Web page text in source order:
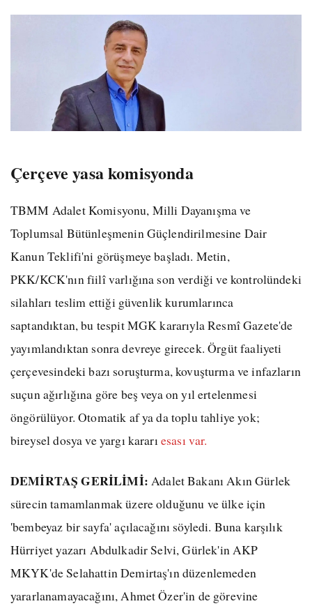
Çerçeve yasa komisyonda
TBMM Adalet Komisyonu, Milli Dayanışma ve
Toplumsal Bütünleşmenin Güçlendirilmesine Dair
Kanun Teklifi'ni görüşmeye başladı. Metin,
PKK/KCK'nın fiilî varlığına son verdiği ve kontrolündeki
silahları teslim ettiği güvenlik kurumlarınca
saptandıktan, bu tespit MGK kararıyla Resmî Gazete'de
yayımlandıktan sonra devreye girecek. Örgüt faaliyeti
çerçevesindeki bazı soruşturma, kovuşturma ve infazların
suçun ağırlığına göre beş veya on yıl ertelenmesi
öngörülüyor. Otomatik af ya da toplu tahliye yok;
bireysel dosya ve yargı kararıesası var.
DEMİRTAŞ GERİLİMİ: Adalet Bakanı Akın Gürlek
sürecin tamamlanmak üzere olduğunu ve ülke için
'bembeyaz bir sayfa' açılacağını söyledi. Buna karşılık
Hürriyet yazarı Abdulkadir Selvi, Gürlek'in AKP
MKYK'de Selahattin Demirtaş'ın düzenlemeden
yararlanamayacağını, Ahmet Özer'in de görevine